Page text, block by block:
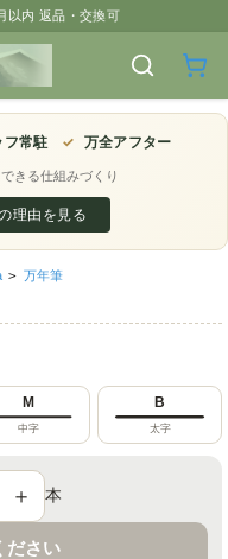
以内 返品・交換可
フ常駐 ✓ 万全アフター
きる仕組みづくり
理由を見る
> 万年筆
M
中字
B
太字
＋ 本
ださい